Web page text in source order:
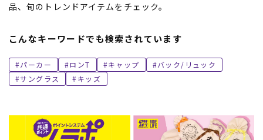
品、旬のトレンドアイテムをチェック。
こんなキーワードでも検索されています
パーカー ロンT キャップ
バック/リュック
サングラス
キッズ